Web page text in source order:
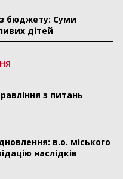
бюджету: Суми
дітей
з питань
в.о. міського
наслідків